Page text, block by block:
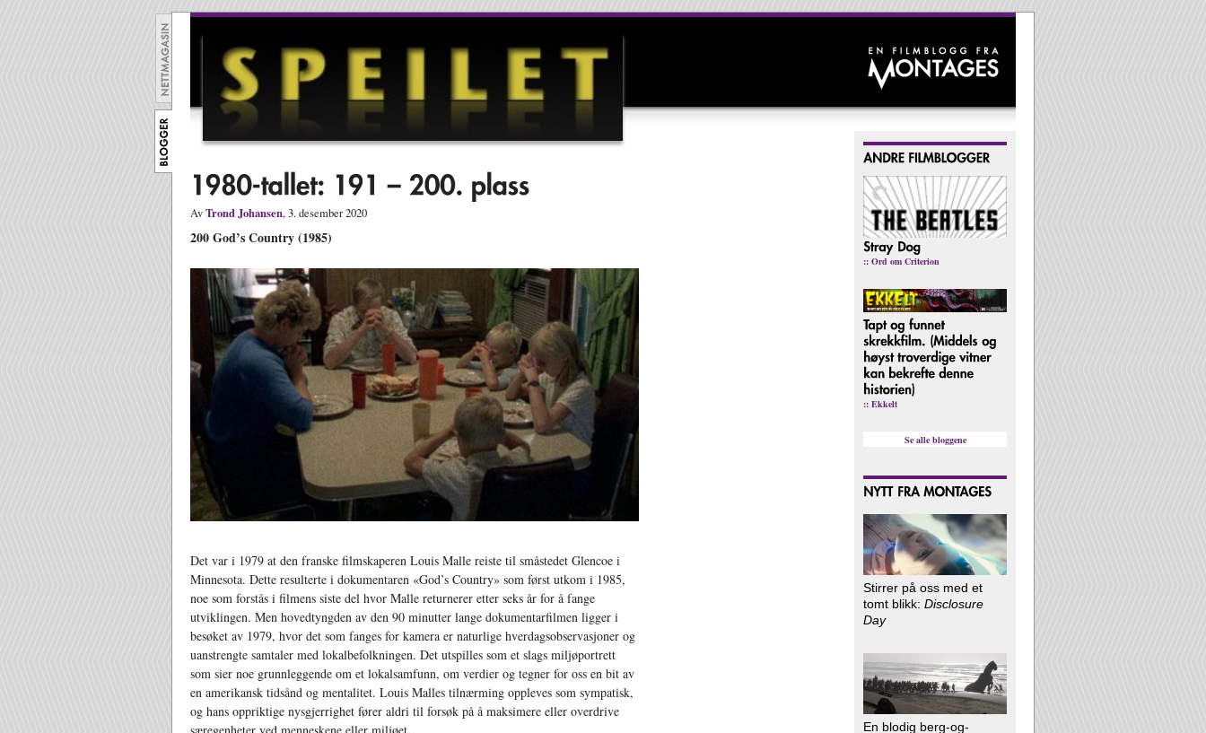
AvTrond Johansen, 3. desember 2020
200 God’s Country (1985)
Det var i 1979 at den franske filmskaperen Louis Malle reiste til småstedet Glencoe i
Minnesota. Dette resulterte i dokumentaren «God’s Country» som først utkom i 1985,
noe som forstås i filmens siste del hvor Malle returnerer etter seks år for å fange
utviklingen. Men hovedtyngden av den 90 minutter lange dokumentarfilmen ligger i
besøket av 1979, hvor det som fanges for kamera er naturlige hverdagsobservasjoner og
uanstrengte samtaler med lokalbefolkningen. Det utspilles som et slags miljøportrett
som sier noe grunnleggende om et lokalsamfunn, om verdier og tegner for oss en bit av
en amerikansk tidsånd og mentalitet. Louis Malles tilnærming oppleves som sympatisk,
og hans oppriktige nysgjerrighet fører aldri til forsøk på å maksimere eller overdrive
:: Ord om Criterion
:: Ekkelt
Se alle bloggene
Stirrer på oss med et
tomt blikk: Disclosure
Day
En blodig berg-og-